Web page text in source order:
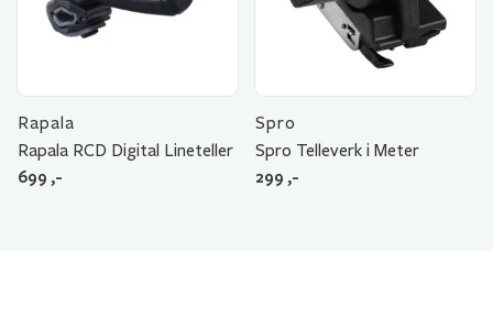
Rapala
Rapala RCD Digital Lineteller
699 ,-
Spro
Spro Telleverk i Meter
299 ,-